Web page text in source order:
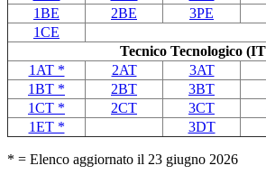
1BE
2BE 3PE
1CE
Tecnico Tecnologico
1AT *
2AT 3AT
1BT *
2BT 3BT
1CT *
2CT 3CT
1ET *
3DT
* = Elenco aggiornato il 23 giugno 2026